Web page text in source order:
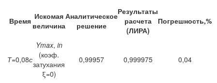
Время Искомая
величина
Аналитическое
решение
Результаты
расчета
(ЛИРА)
Погрешность,%
Т=0,08с
Ymax, in
(коэф.
затухания
ξ=0)
0,99957 0,999975 0,04